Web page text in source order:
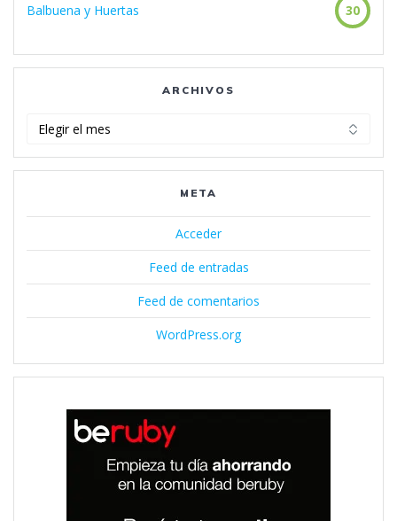
Balbuena y Huertas 30
ARCHIVOS
META
Acceder
Feed de entradas
Feed de comentarios
WordPress.org